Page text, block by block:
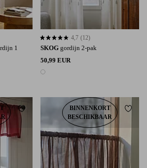
1
SKOG gordijn 2-pak
50,99 EUR
1 kleur
4,7 op basis van 12 beoordelingen
4,7 (12)
Toevoegen aan favorieten
BINNENKORT
BESCHIKBAAR